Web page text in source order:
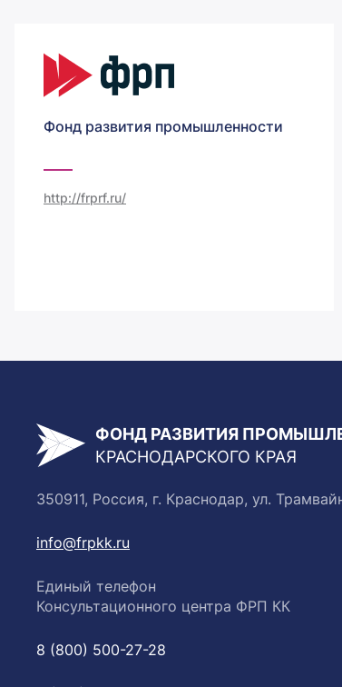
Фонд развития промышленности
http://frprf.ru/
ФОНД РАЗВИТИЯ
КРАСНОДАРСКОГО КРАЯ
350911, Россия, г. Краснодар, ул.
info@frpkk.ru
Единый телефон
Консультационного центра ФРП КК
8 (800) 500-27-28